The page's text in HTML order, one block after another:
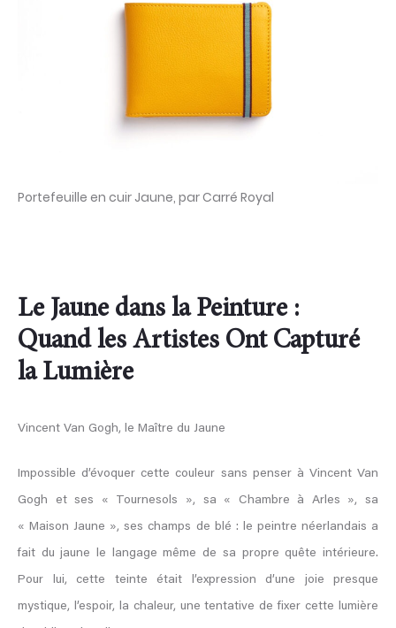
Portefeuille en cuir Jaune, par Carré Royal
Le Jaune dans la Peinture :
Quand les Artistes Ont Capturé
la Lumière
Vincent Van Gogh, le Maître du Jaune
Impossible d’évoquer cette couleur sans penser à Vincent Van
Gogh et ses « Tournesols », sa « Chambre à Arles », sa
« Maison Jaune », ses champs de blé : le peintre néerlandais a
fait du jaune le langage même de sa propre quête intérieure.
Pour lui, cette teinte était l’expression d’une joie presque
mystique, l’espoir, la chaleur, une tentative de fixer cette lumière